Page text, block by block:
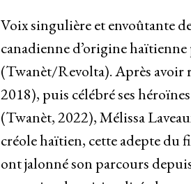
Voix singulière et envoûtante
canadienne d’origine
(Twanèt/Revolta). Après avoir
2018), puis célébré ses
(Twanèt, 2022), Mélissa
créole haïtien, cette adepte du
ont jalonné son parcours